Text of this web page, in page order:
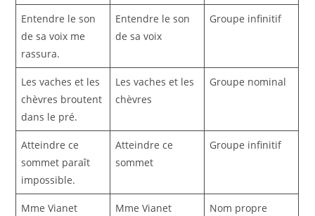
Entendre le son
de sa voix me
rassura.
Entendre le son
de sa voix
Groupe infinitif
Les vaches et les
chèvres broutent
dans le pré.
Les vaches et les
chèvres
Groupe nominal
Atteindre ce
sommet paraît
impossible.
Atteindre ce
sommet
Groupe infinitif
Mme Vianet
Mme Vianet Nom propre